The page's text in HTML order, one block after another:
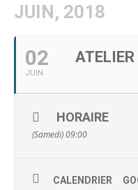
La Mairie
Vie Pratique
Services
Sports Loisirs et
JUIN, 2018
02
JUIN
HORAIRE
(Samedi) 09:00
CALENDRIER